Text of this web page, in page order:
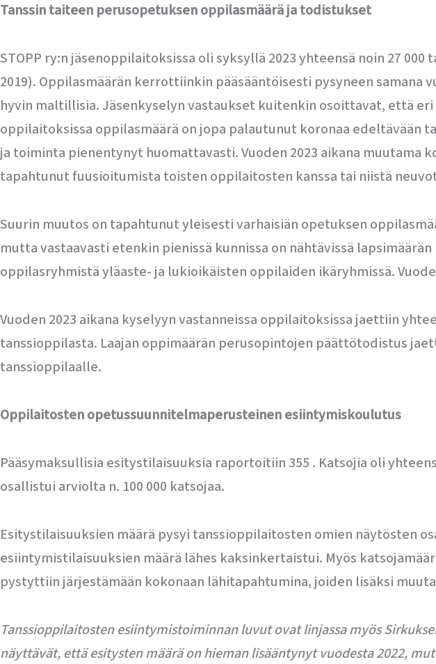
Tanssin taiteen perusopetuksen oppilasmäärä ja todistukset
STOPP ry:n jäsenoppilaitoksissa oli syksyllä 2023 yhteensä noin 27
2019). Oppilasmäärän kerrottiinkin pääsääntöisesti pysyneen
hyvin maltillisia. Jäsenkyselyn vastaukset kuitenkin osoittavat, että
oppilaitoksissa oppilasmäärä on jopa palautunut koronaa edeltävään
ja toiminta pienentynyt huomattavasti. Vuoden 2023 aikana
tapahtunut fuusioitumista toisten oppilaitosten kanssa tai niistä
Suurin muutos on tapahtunut yleisesti varhaisiän opetuksen
mutta vastaavasti etenkin pienissä kunnissa on nähtävissä
oppilasryhmistä yläaste- ja lukioikäisten oppilaiden ikäryhmissä.
Vuoden 2023 aikana kyselyyn vastanneissa oppilaitoksissa jaettiin
tanssioppilasta. Laajan oppimäärän perusopintojen päättötodistus
tanssioppilaalle.
Oppilaitosten opetussuunnitelmaperusteinen esiintymiskoulutus
Pääsymaksullisia esitystilaisuuksia raportoitiin 355 . Katsojia oli
osallistui arviolta n. 100 000 katsojaa.
Esitystilaisuuksien määrä pysyi tanssioppilaitosten omien näytösten
esiintymistilaisuuksien määrä lähes kaksinkertaistui. Myös
pystyttiin järjestämään kokonaan lähitapahtumina, joiden lisäksi
Tanssioppilaitosten esiintymistoiminnan luvut ovat linjassa myös
näyttävät, että esitysten määrä on hieman lisääntynyt vuodesta 2022,